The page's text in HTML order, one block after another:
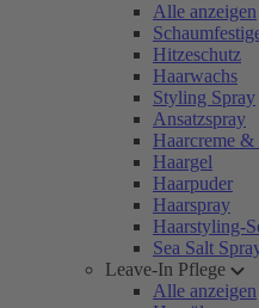
Alle anzeigen
Hitzeschutz
Haarwachs
Styling Spray
Ansatzspray
Haarcreme
Haargel
Haarpuder
Haarspray
Haarstyling-
Sea Salt
Leave-In Pflege
Alle anzeigen